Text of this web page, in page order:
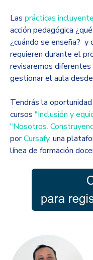
Las prácticas
acción pedagógica
¿cuándo se enseña? y
requieren durante el
revisaremos
gestionar el aula
Tendrás la
cursos "Inclusión y
"Nosotros.
porCursafy, una
línea de formación